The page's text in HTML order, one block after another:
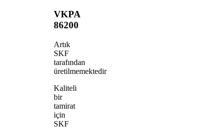
VKPA
86200
Artık
SKF
tarafından
üretilmemektedir
Kaliteli
bir
tamirat
için
SKF